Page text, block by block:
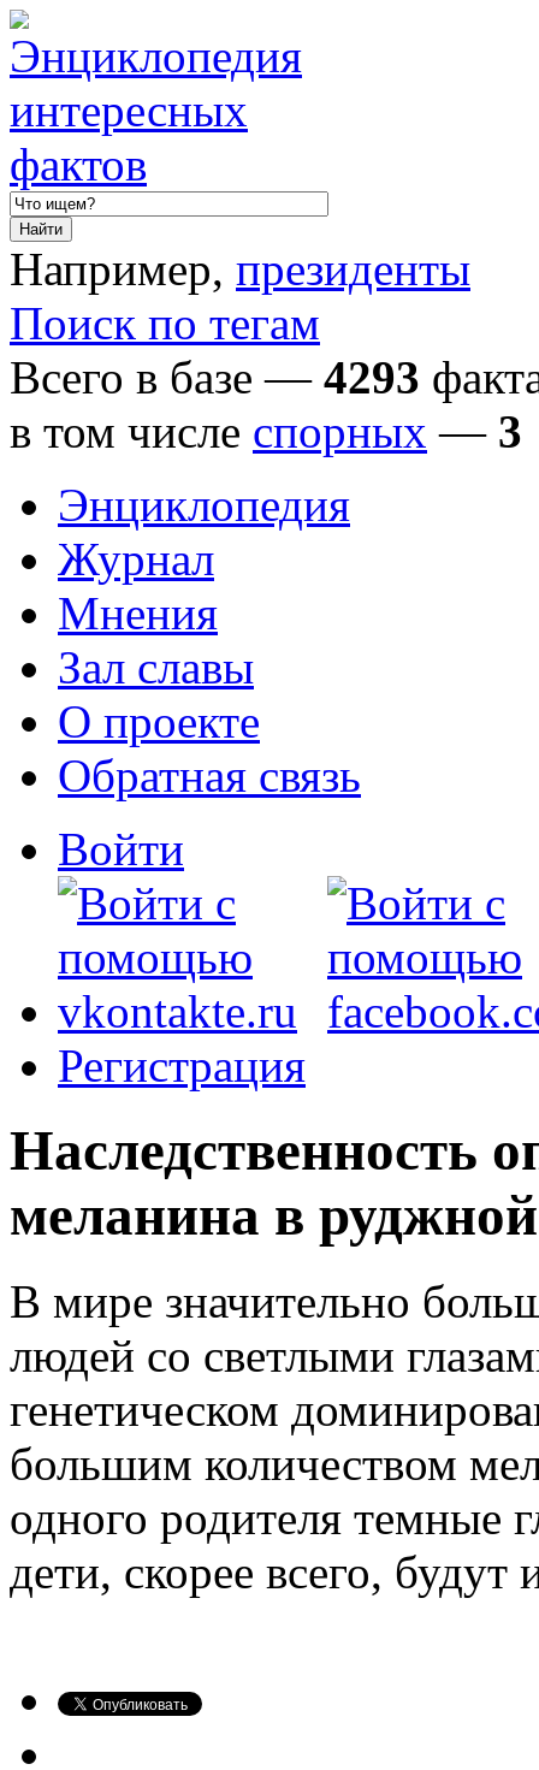
Например, президенты
Поиск по тегам
Всего в базе — 4293
в том числе спорных — 3
Энциклопедия
Журнал
Мнения
Зал славы
О проекте
Обратная связь
Войти
Регистрация
Наследственность
меланина в руджной
В мире значительно
людей со светлыми
генетическом
большим количеством
одного родителя темные
дети, скорее всего, будут